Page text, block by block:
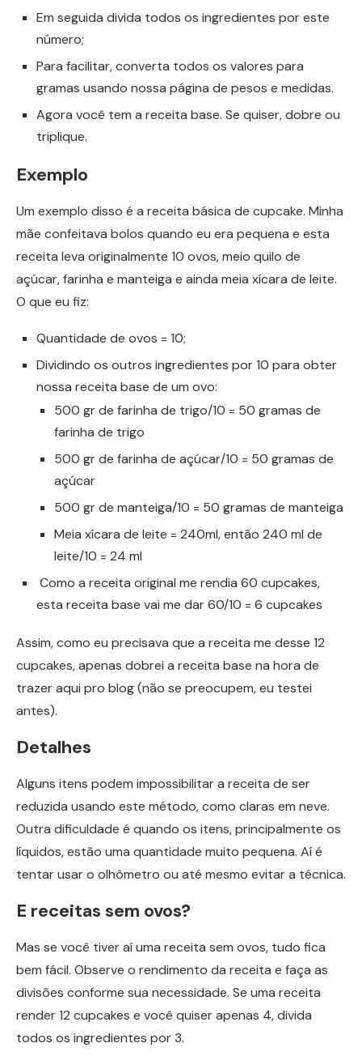
Em seguida divida todos os ingredientes por este
número;
Para facilitar, converta todos os valores para
gramas usando nossa página de pesos e medidas.
Agora você tem a receita base. Se quiser, dobre ou
triplique.
Exemplo
Um exemplo disso é a receita básica de cupcake. Minha
mãe confeitava bolos quando eu era pequena e esta
receita leva originalmente 10 ovos, meio quilo de
açúcar, farinha e manteiga e ainda meia xícara de leite.
O que eu fiz:
Quantidade de ovos = 10;
Dividindo os outros ingredientes por 10 para obter
nossa receita base de um ovo:
500 gr de farinha de trigo/10 = 50 gramas de
farinha de trigo
500 gr de farinha de açúcar/10 = 50 gramas de
açúcar
500 gr de manteiga/10 = 50 gramas de manteiga
Meia xícara de leite = 240ml, então 240 ml de
leite/10 = 24 ml
Como a receita original me rendia 60 cupcakes,
esta receita base vai me dar 60/10 = 6 cupcakes
Assim, como eu precisava que a receita me desse 12
cupcakes, apenas dobrei a receita base na hora de
trazer aqui pro blog (não se preocupem, eu testei
antes).
Detalhes
Alguns itens podem impossibilitar a receita de ser
reduzida usando este método, como claras em neve.
Outra dificuldade é quando os itens, principalmente os
líquidos, estão uma quantidade muito pequena. Aí é
tentar usar o olhômetro ou até mesmo evitar a técnica.
E receitas sem ovos?
Mas se você tiver aí uma receita sem ovos, tudo fica
bem fácil. Observe o rendimento da receita e faça as
divisões conforme sua necessidade. Se uma receita
render 12 cupcakes e você quiser apenas 4, divida
todos os ingredientes por 3.